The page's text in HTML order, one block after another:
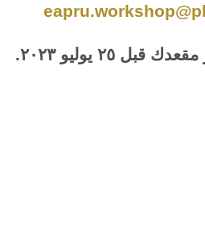
٢٥ يوليو ٢٠٢٣ .